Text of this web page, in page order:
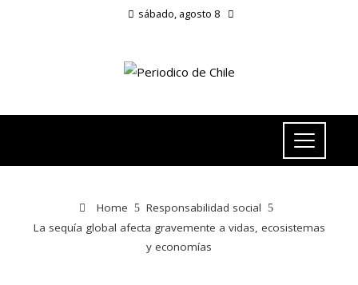
sábado, agosto 8
Home
Responsabilidad social
La sequía global afecta gravemente a vidas, ecosistemas
y economías